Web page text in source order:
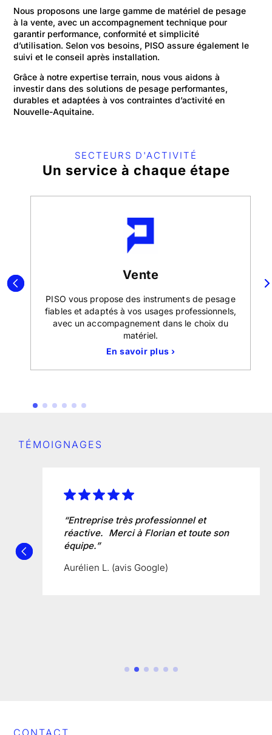
Nous proposons une large gamme de matériel de pesage
à la vente, avec un accompagnement technique pour
garantir performance, conformité et simplicité
d’utilisation. Selon vos besoins, PISO assure également le
suivi et le conseil après installation.
Grâce à notre expertise terrain, nous vous aidons à
investir dans des solutions de pesage performantes,
durables et adaptées à vos contraintes d’activité en
Nouvelle-Aquitaine.
SECTEURS D'ACTIVITÉ
Un service à chaque étape
Vente
PISO vous propose des instruments de pesage
fiables et adaptés à vos usages professionnels,
avec un accompagnement dans le choix du
matériel.
En savoir plus ›
TÉMOIGNAGES
“Entreprise très professionnel et
réactive. Merci à Florian et toute son
équipe.”
Aurélien L. (avis Google)
CONTACT